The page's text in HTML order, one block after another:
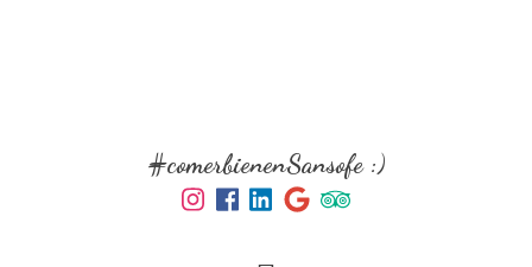
#comerbienenSansofe :)